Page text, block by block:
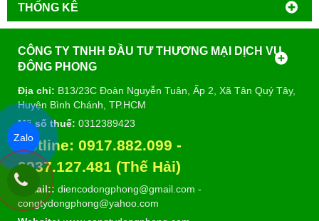
THỐNG KÊ
CÔNG TY TNHH ĐẦU TƯ THƯƠNG MẠI DỊCH VỤ
ĐÔNG PHONG
Địa chỉ: B13/23C Đoàn Nguyễn Tuân, Ấp 2, Xã Tân Quý Tây,
Huyện Bình Chánh, TP.HCM
Mã số thuế: 0312389423
Hotline: 0917.882.099 -
0937.127.481 (Thế Hải)
E-mail:: diencodongphong@gmail.com -
congtydongphong@yahoo.com
Zalo